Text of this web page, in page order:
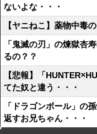
ないよな・・・
【ヤニねこ】薬物中毒
「鬼滅の刃」の煉獄杏
るの？？
【悲報】「
てた奴と違う・・・
「ドラゴンボール」の
返すお兄ちゃん・・・